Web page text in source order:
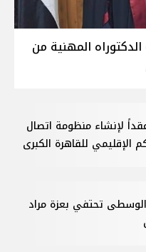
المهنية من
لإنشاء منظومة اتصال
الإقليمي للقاهرة الكبرى
تحتفي بعزة مراد